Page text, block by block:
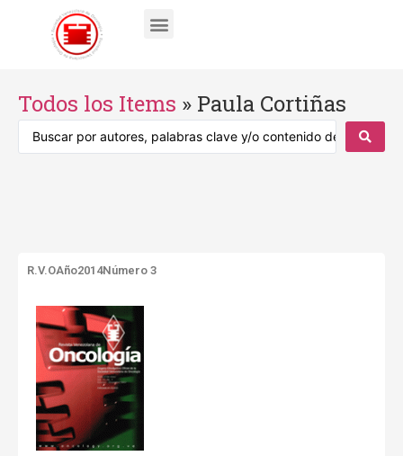
Todos los Items » Paula Cortiñas
R.V.OAño2014Número 3